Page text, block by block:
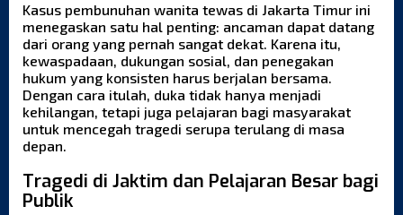
Kasus pembunuhan wanita tewas di Jakarta Timur ini
menegaskan satu hal penting: ancaman dapat datang
dari orang yang pernah sangat dekat. Karena itu,
kewaspadaan, dukungan sosial, dan penegakan
hukum yang konsisten harus berjalan bersama.
Dengan cara itulah, duka tidak hanya menjadi
kehilangan, tetapi juga pelajaran bagi masyarakat
untuk mencegah tragedi serupa terulang di masa
depan.
Tragedi di Jaktim dan Pelajaran Besar bagi
Publik